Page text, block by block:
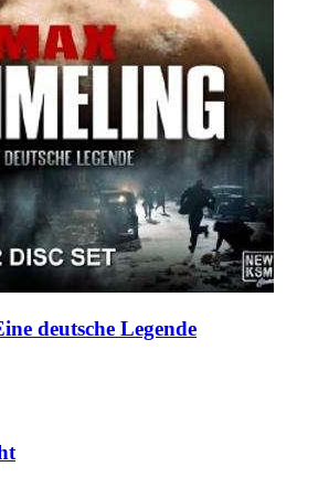
deutsche Legende